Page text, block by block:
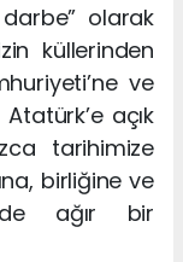
darbe” olarak
küllerinden
ve
açık
tarihimize
birliğine ve
de ağır bir